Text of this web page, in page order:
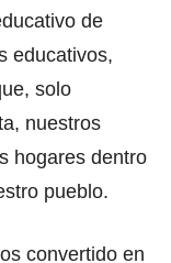
de
educativos,
solo
nuestros
hogares dentro
pueblo.
convertido en